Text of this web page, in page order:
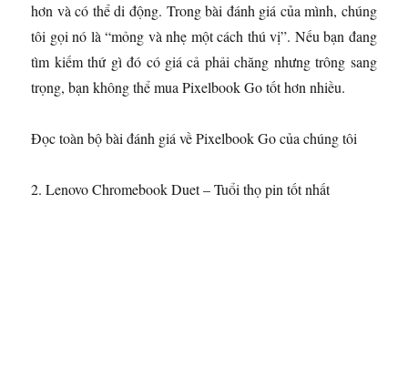
hơn và có thể di động. Trong bài đánh giá của mình, chúng
tôi gọi nó là “mỏng và nhẹ một cách thú vị”. Nếu bạn đang
tìm kiếm thứ gì đó có giá cả phải chăng nhưng trông sang
trọng, bạn không thể mua Pixelbook Go tốt hơn nhiều.
Đọc toàn bộ bài đánh giá về Pixelbook Go của chúng tôi
2. Lenovo Chromebook Duet – Tuổi thọ pin tốt nhất